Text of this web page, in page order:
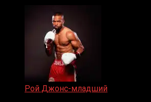
Рой Джонс-младший